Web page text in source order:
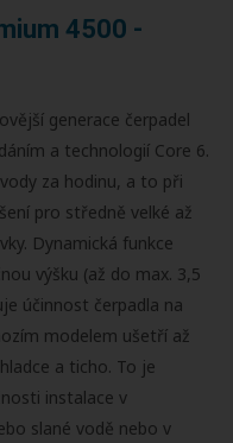
4500 -
generace čerpadel
a technologií Core 6.
za hodinu, a to při
pro středně velké až
Dynamická funkce
výšku (až do max. 3,5
účinnost čerpadla na
modelem ušetří až
a ticho. To je
instalace v
slané vodě nebo v